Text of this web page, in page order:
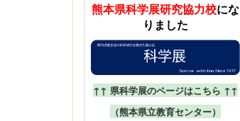
熊本県科学展研究協力校にな
りました
↑↑ 県科学展のページはこちら ↑↑
（熊本県立教育センター）